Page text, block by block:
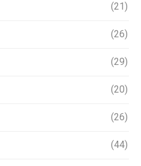
(21)
(26)
(29)
(20)
(26)
(44)